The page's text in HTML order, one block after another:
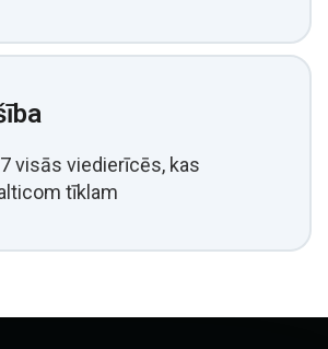
visās viedierīcēs, kas
tīklam